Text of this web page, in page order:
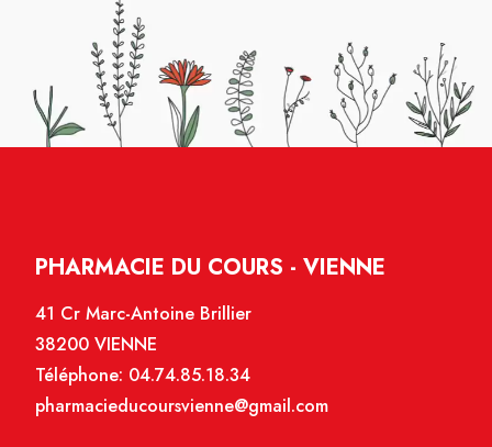
PHARMACIE DU COURS - VIENNE
41 Cr Marc-Antoine Brillier
38200 VIENNE
Téléphone: 04.74.85.18.34
pharmacieducoursvienne@gmail.com